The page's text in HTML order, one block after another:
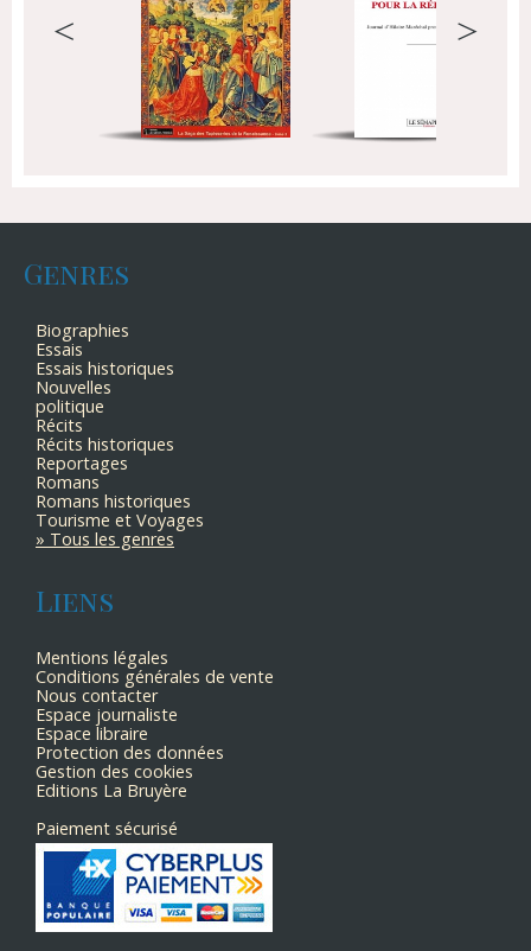
< >
Genres
Biographies
Essais
Essais historiques
Nouvelles
politique
Récits
Récits historiques
Reportages
Romans
Romans historiques
Tourisme et Voyages
Tous les genres
Liens
Mentions légales
Conditions générales de vente
Nous contacter
Espace journaliste
Espace libraire
Protection des données
Gestion des cookies
Editions La Bruyère
Paiement sécurisé